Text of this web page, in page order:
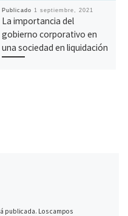
Publicado 1 septiembre, 2021
La importancia del
gobierno corporativo en
una sociedad en liquidación
publicada. Los campos